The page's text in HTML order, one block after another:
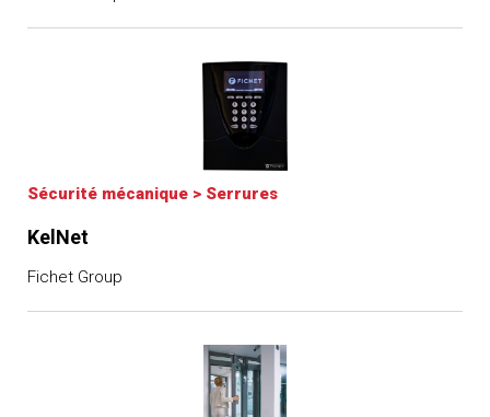
Sécurité mécanique > Serrures
KelNet
Fichet Group